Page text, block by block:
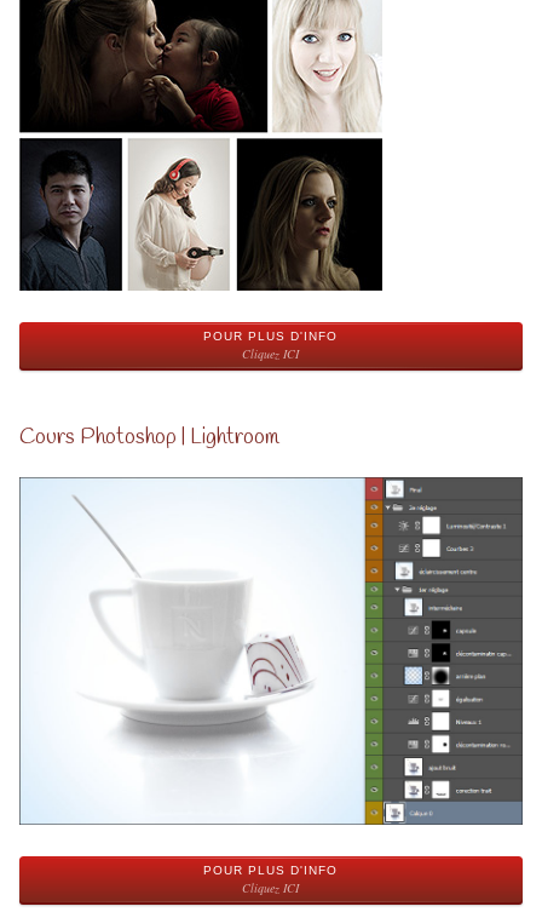
POUR PLUS D'INFO
Cliquez ICI
Cours Photoshop | Lightroom
POUR PLUS D'INFO
Cliquez ICI